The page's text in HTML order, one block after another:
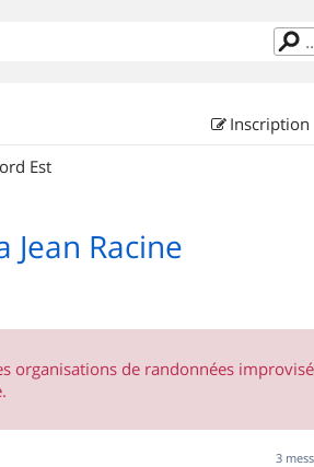
Inscription
Est
Racine
organisations de randonnées
3